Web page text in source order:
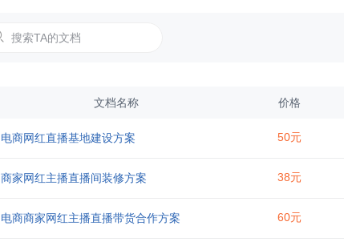
文档名称 价格
电商网红直播基地建设方案 50元
商家网红主播直播间装修方案 38元
电商商家网红主播直播带货合作方案 60元